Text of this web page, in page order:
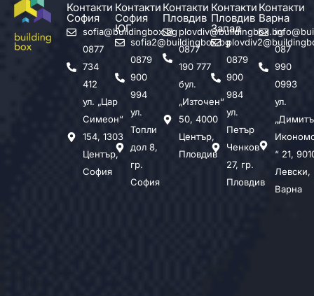
Контакти
София
sofia@buildingbox.bg
0877
734
412
ул. „Цар
Симеон“
154, 1303
Център,
София
Контакти
София
ЮГ
sofia2@buildingbox.bg
0879
900
994
ул.
Топли
дол 8,
гр.
София
Контакти
Пловдив
plovdiv@buildingbox.bg
0877
190 777
бул.
„Източен“
50, 4000
Център,
Пловдив
Контакти
Пловдив
Запад
0879
900
984
ул.
Петър
Ченков
27, гр.
Пловдив
Контакти
Варна
087
990
0993
ул.
“ 21,
Левски,
Варна